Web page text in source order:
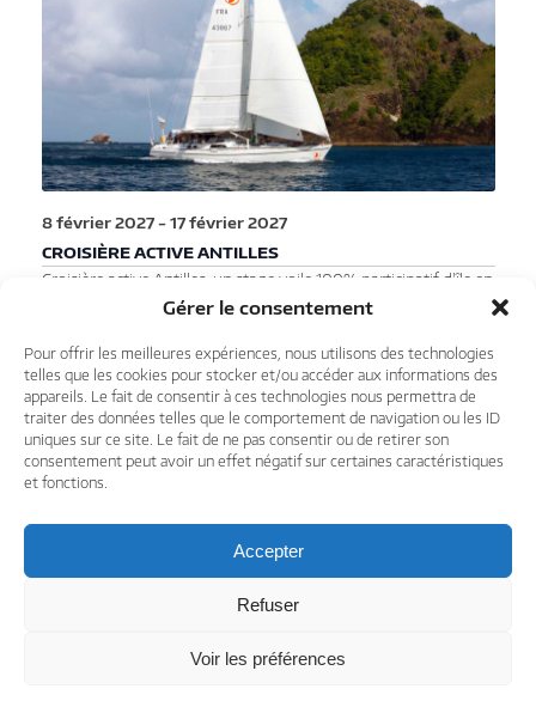
Gérer le consentement
Pour offrir les meilleures expériences, nous utilisons des technologies
telles que les cookies pour stocker et/ou accéder aux informations des
appareils. Le fait de consentir à ces technologies nous permettra de
traiter des données telles que le comportement de navigation ou les ID
uniques sur ce site. Le fait de ne pas consentir ou de retirer son
consentement peut avoir un effet négatif sur certaines caractéristiques
et fonctions.
Accepter
Refuser
Voir les préférences
CROISIÈRE ACTIVE ANTILLES
8 février 2027-17 février 2027
Croisière active Antilles, un stage voile 100% participatif d'île en
île, à bord d'un voilier avec équipage au mois de janvier. Vous
départ de Pointe à Pitre en Guadeloupe. Au programme de ce
stage, une navigation d'île en île. Les temps de navigation
varient selon les escales et les…
Lire la suite »
2150€
Aujourd’hui